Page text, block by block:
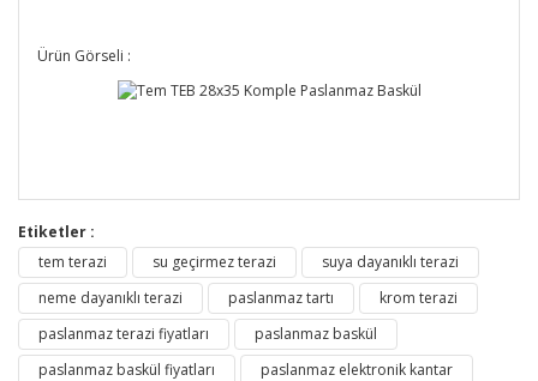
Ürün Görseli :
Etiketler :
tem terazi
su geçirmez terazi
suya dayanıklı terazi
neme dayanıklı terazi
paslanmaz tartı
krom terazi
paslanmaz terazi fiyatları
paslanmaz baskül
paslanmaz baskül fiyatları
paslanmaz elektronik kantar